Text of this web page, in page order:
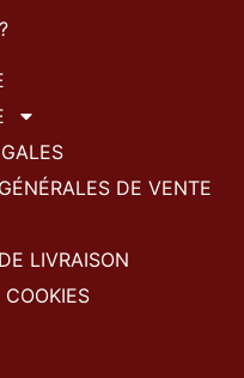
DE VENTE
LIVRAISON